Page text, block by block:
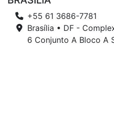
+55 61 3686-7781
Brasília • DF -
6 Conjunto A Bloco A